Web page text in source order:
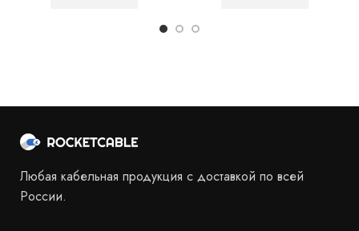
Любая кабельная продукция с доставкой по всей
России.